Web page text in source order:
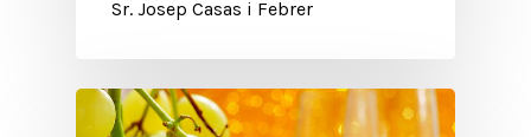
Sr. Josep Casas i Febrer